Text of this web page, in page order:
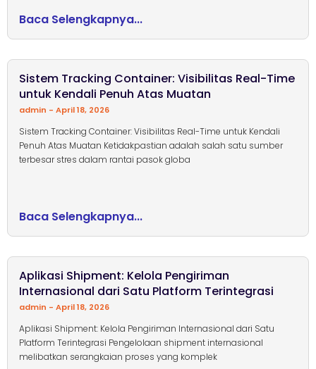
Baca Selengkapnya...
Sistem Tracking Container: Visibilitas Real-Time
untuk Kendali Penuh Atas Muatan
admin April 18, 2026
Sistem Tracking Container: Visibilitas Real-Time untuk Kendali
Penuh Atas Muatan Ketidakpastian adalah salah satu sumber
terbesar stres dalam rantai pasok globa
Baca Selengkapnya...
Aplikasi Shipment: Kelola Pengiriman
Internasional dari Satu Platform Terintegrasi
admin April 18, 2026
Aplikasi Shipment: Kelola Pengiriman Internasional dari Satu
Platform Terintegrasi Pengelolaan shipment internasional
melibatkan serangkaian proses yang komplek